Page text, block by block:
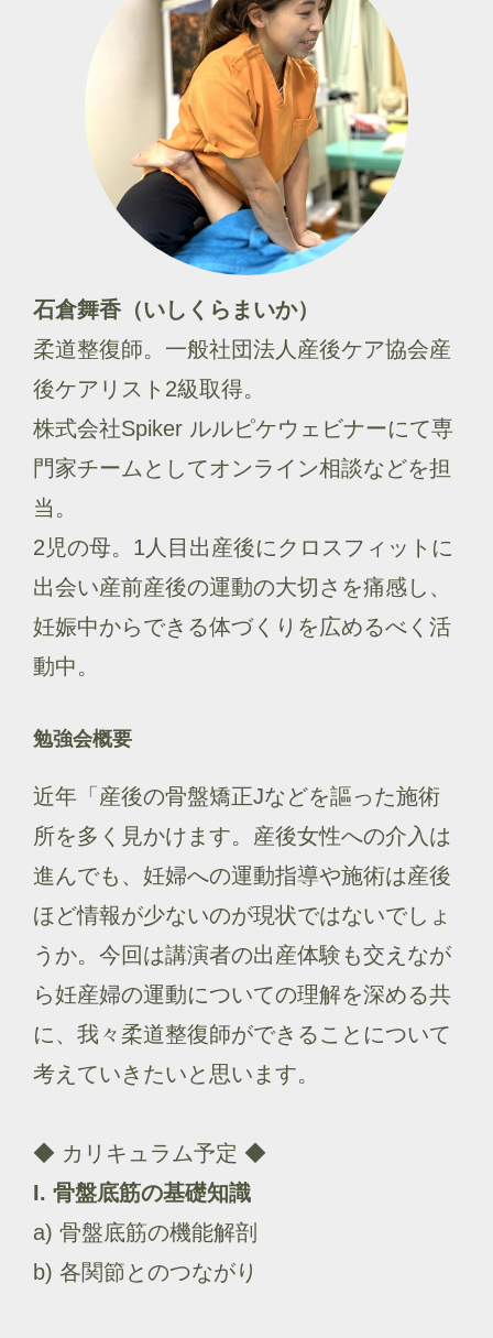
石倉舞香（いしくらまいか）
柔道整復師。一般社団法人産後ケア協会産
後ケアリスト2級取得。
株式会社Spiker ルルピケウェビナーにて専
門家チームとしてオンライン相談などを担
当。
2児の母。1人目出産後にクロスフィットに
出会い産前産後の運動の大切さを痛感し、
妊娠中からできる体づくりを広めるべく活
動中。
勉強会概要
近年「産後の骨盤矯正Jなどを謳った施術
所を多く見かけます。産後女性への介入は
進んでも、妊婦への運動指導や施術は産後
ほど情報が少ないのが現状ではないでしょ
うか。今回は講演者の出産体験も交えなが
ら妊産婦の運動についての理解を深める共
に、我々柔道整復師ができることについて
考えていきたいと思います。
◆ カリキュラム予定 ◆
I. 骨盤底筋の基礎知識
a) 骨盤底筋の機能解剖
b) 各関節とのつながり